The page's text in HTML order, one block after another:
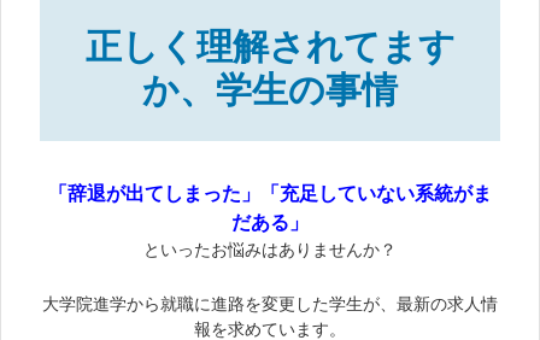
正しく理解されてます
か、学生の事情
「辞退が出てしまった」「充足していない系統がま
だある」
といったお悩みはありませんか？
大学院進学から就職に進路を変更した学生が、最新の求人情
報を求めています。